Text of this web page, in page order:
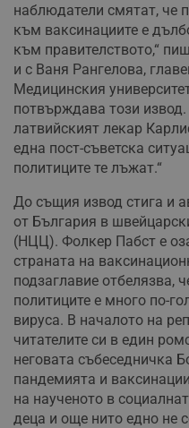
наблюдатели смятат, че
към ваксинациите е
към правителството,“
и с Ваня Рангелова,
Медицинския
потвърждава този
латвийският лекар
една пост-съветска
политиците те лъжат.“
До същия извод стига и
от България в
(НЦЦ). Фолкер Пабст е
страната на
подзаглавие отбелязва,
политиците е много по-
вируса. В началото на
читателите си в един
неговата събеседничка
пандемията и
на наученото в
деца и още нито едно не